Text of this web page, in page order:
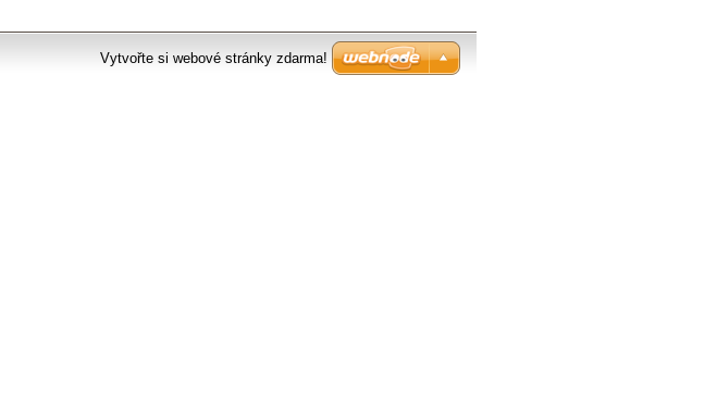
Vytvořte si webové stránky zdarma!